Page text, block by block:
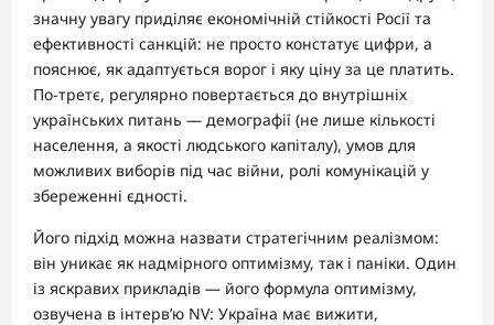
значну увагу приділяє економічній стійкості Росії та
ефективності санкцій: не просто констатує цифри, а
пояснює, як адаптується ворог і яку ціну за це платить.
По-третє, регулярно повертається до внутрішніх
українських питань — демографії (не лише кількості
населення, а якості людського капіталу), умов для
можливих виборів під час війни, ролі комунікацій у
збереженні єдності.
Його підхід можна назвати стратегічним реалізмом:
він уникає як надмірного оптимізму, так і паніки. Один
із яскравих прикладів — його формула оптимізму,
озвучена в інтерв’ю NV: Україна має вижити,